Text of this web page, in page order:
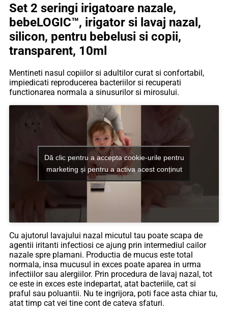
transparent,
10ml
Set 2 seringi irigatoare nazale,
bebeLOGIC™, irigator si lavaj nazal,
silicon, pentru bebelusi si copii,
transparent, 10ml
Mentineti nasul copiilor si adultilor curat si confortabil,
impiedicati reproducerea bacteriilor si recuperati
functionarea normala a sinusurilor si mirosului.
Dă clic pentru a accepta cookie-urile pentru
marketing și pentru a activa acest conținut
Cu ajutorul lavajului nazal micutul tau poate scapa de
agentii iritanti infectiosi ce ajung prin intermediul cailor
nazale spre plamani. Productia de mucus este total
normala, insa mucusul in exces poate aparea in urma
infectiilor sau alergiilor. Prin procedura de lavaj nazal, tot
ce este in exces este indepartat, atat bacteriile, cat si
praful sau poluantii. Nu te ingrijora, poti face asta chiar tu,
atat timp cat vei tine cont de cateva sfaturi.